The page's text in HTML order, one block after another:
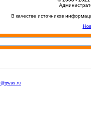
В качестве источников